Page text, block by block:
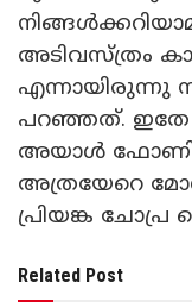
അടിവസ്ത്രം
എന്നായിരുന്നു
പറഞ്ഞത്. ഇതേ
അയാൾ
അത്രയേറെ
പ്രിയങ്ക ചോപ്ര
Related Post